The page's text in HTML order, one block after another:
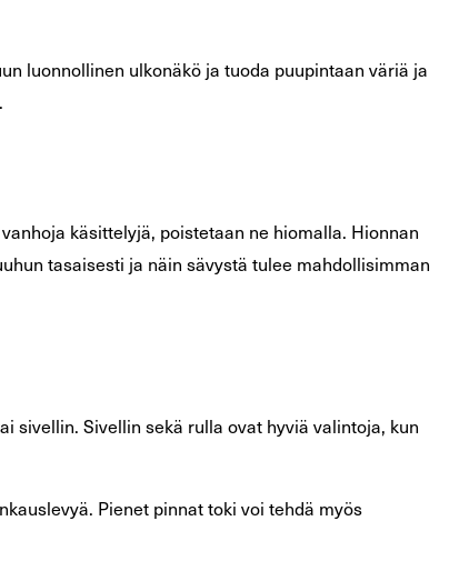
luonnollinen ulkonäkö ja tuoda puupintaan väriä ja
käsittelyjä, poistetaan ne hiomalla. Hionnan
tasaisesti ja näin sävystä tulee mahdollisimman
sivellin. Sivellin sekä rulla ovat hyviä valintoja, kun
Pienet pinnat toki voi tehdä myös